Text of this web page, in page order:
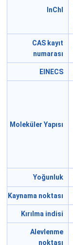
InChI
CAS kayıt
numarası
EINECS
Moleküler Yapısı
Yoğunluk
Kaynama noktası
Kırılma indisi
Alevlenme
noktası